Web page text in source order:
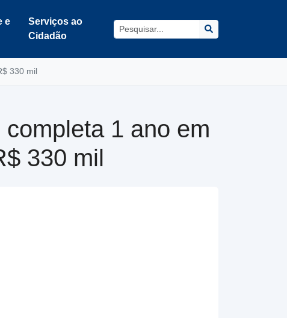
e
Serviços ao
Cidadão
330 mil
1 ano em
330 mil